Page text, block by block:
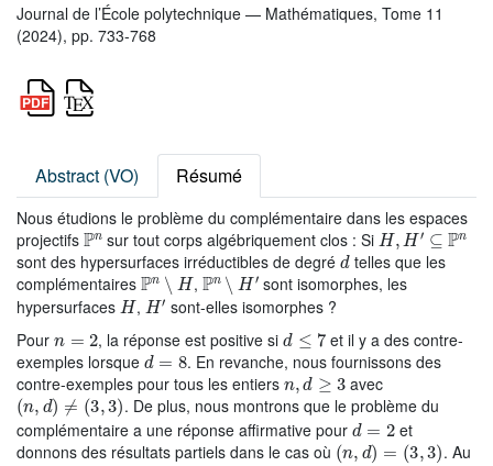
Journal de l’École polytechnique — Mathématiques, Tome 11
(2024), pp. 733-768
Abstract (VO) Résumé
Nous étudions le problème du complémentaire dans les espaces
projectifs ℙnsur tout corps algébriquement clos : Si H,H′⊆ℙn
sont des hypersurfaces irréductibles de degré dtelles que les
complémentaires ℙn∖H , ℙn∖H′ sont isomorphes, les
hypersurfaces H, H′ sont-elles isomorphes ?
Pour
, la réponse est positive si d
et il y a des contre-
exemples lorsque d=8 . En revanche, nous fournissons des
contre-exemples pour tous les entiers n ,d≥3 avec
(n,d)≠(3,3)
. De plus, nous montrons que le problème du
complémentaire a une réponse affirmative pour d=2
et
donnons des résultats partiels dans le cas où (n ,d )= (3,3
. Au